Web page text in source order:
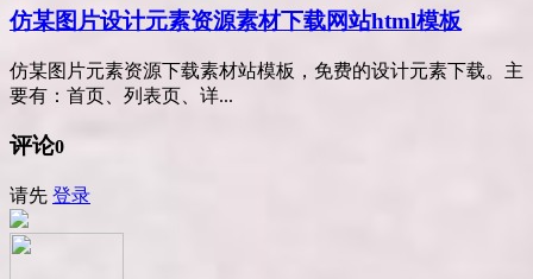
仿某图片设计元素资源素材下载网站html模板
仿某图片元素资源下载素材站模板，免费的设计元素下载。主
要有：首页、列表页、详...
评论0
请先 登录